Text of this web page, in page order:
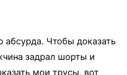
Чтобы доказать
задрал шорты и
мои трусы, вот